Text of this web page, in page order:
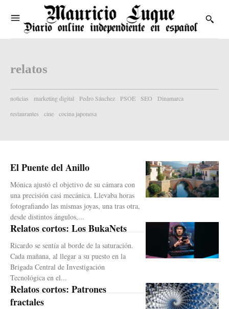
relatos
noticias marketing digital Pedro Sánchez PSOE SEO
Dinamarca
restaurantes
cine cocina japonesa
El Puente del Anillo
Mónica ajustó el objetivo de su cámara con
una precisión casi mecánica. Llevaba horas
fotografiando las mismas joyas, una tras otra,
desde distintos ángulos,...
Relatos cortos: Los BukaNets
Ricardo se sentía al borde de la saturación.
Cada mañana, al llegar a su puesto en la
Brigada Central de Investigación
Tecnológica en el...
Relatos cortos: Patrones
fractales